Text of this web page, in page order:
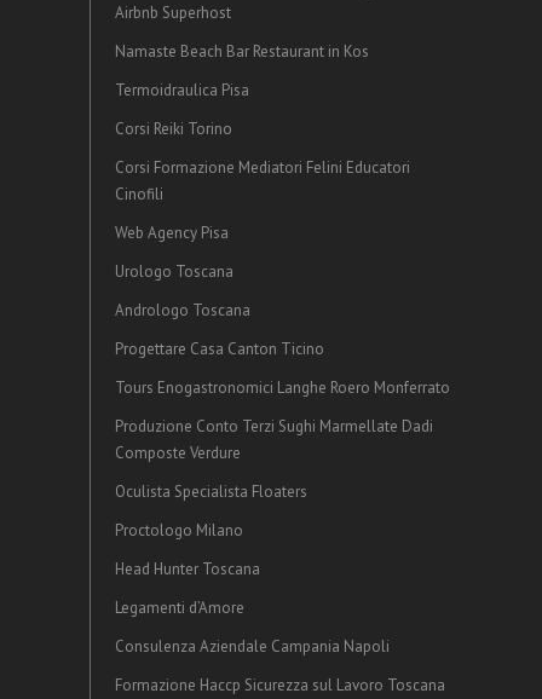
Airbnb Superhost
Namaste Beach Bar Restaurant in Kos
Termoidraulica Pisa
Corsi Reiki Torino
Corsi Formazione Mediatori Felini Educatori
Cinofili
Web Agency Pisa
Urologo Toscana
Andrologo Toscana
Progettare Casa Canton Ticino
Tours Enogastronomici Langhe Roero Monferrato
Produzione Conto Terzi Sughi Marmellate Dadi
Composte Verdure
Oculista Specialista Floaters
Proctologo Milano
Head Hunter Toscana
Legamenti d’Amore
Consulenza Aziendale Campania Napoli
Formazione Haccp Sicurezza sul Lavoro Toscana